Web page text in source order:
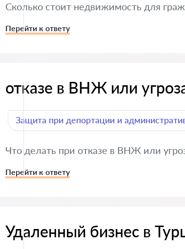
Сколько стоит недвижимость для
Перейти к ответу
отказе в ВНЖ или
Защита при депортации и
Что делать при отказе в ВНЖ или
Перейти к ответу
Удаленный бизнес в